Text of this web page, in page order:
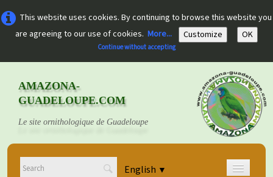
This website uses cookies. By continuing to browse this website you
are agreeing to our use of cookies. More... Customize OK
Continue without accepting
AMAZONA-
GUADELOUPE.COM
Le site ornithologique de Guadeloupe
English ▼